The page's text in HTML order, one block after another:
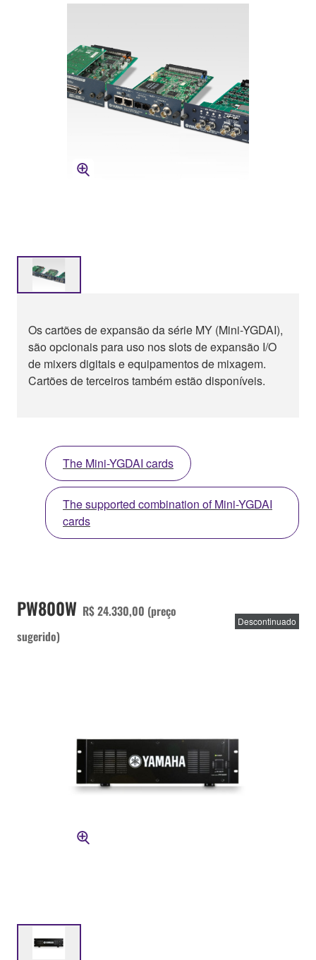
Os cartões de expansão da série MY (Mini-YGDAI),
são opcionais para uso nos slots de expansão I/O
de mixers digitais e equipamentos de mixagem.
Cartões de terceiros também estão disponíveis.
The Mini-YGDAI cards
The supported combination of Mini-YGDAI
cards
PW800W R$ 24.330,00 (preço
sugerido)
Descontinuado